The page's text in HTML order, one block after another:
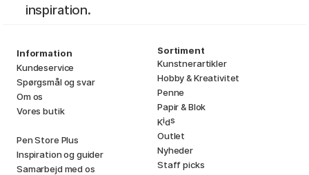
inspiration.
Information
Kundeservice
Spørgsmål og svar
Om os
Vores butik
Pen Store Plus
Inspiration og guider
Samarbejd med os
Sortiment
Kunstnerartikler
Hobby & Kreativitet
Penne
Papir & Blok
Kids
Outlet
Nyheder
Staff picks